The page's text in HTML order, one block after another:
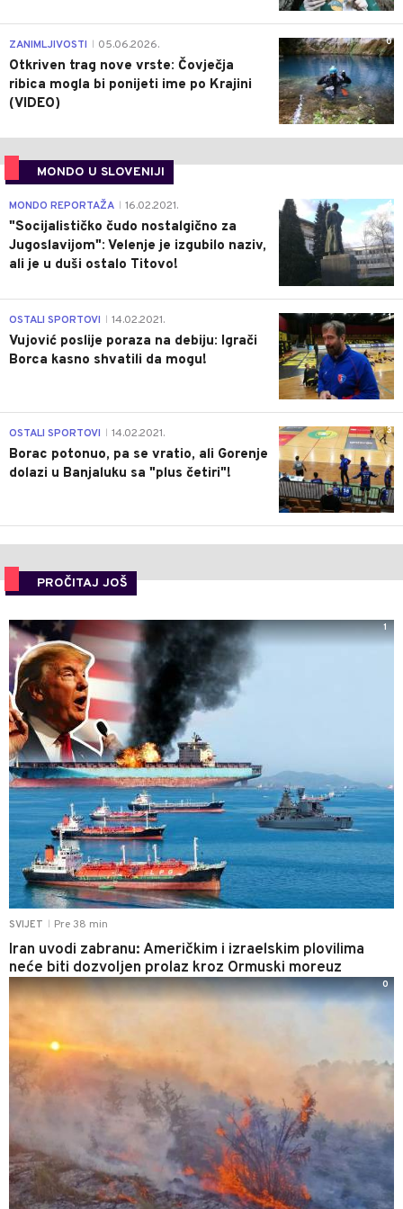
0
ZANIMLJIVOSTI 05.06.2026.
Otkriven trag nove vrste: Čovječja
ribica mogla bi ponijeti ime po Krajini
(VIDEO)
MONDO U SLOVENIJI
4
MONDO REPORTAŽA 16.02.2021.
"Socijalističko čudo nostalgično za
Jugoslavijom": Velenje je izgubilo naziv,
ali je u duši ostalo Titovo!
1
OSTALI SPORTOVI 14.02.2021.
Vujović poslije poraza na debiju: Igrači
Borca kasno shvatili da mogu!
3
OSTALI SPORTOVI 14.02.2021.
Borac potonuo, pa se vratio, ali Gorenje
dolazi u Banjaluku sa "plus četiri"!
PROČITAJ JOŠ
SVIJET Pre 38 min
Iran uvodi zabranu: Američkim i izraelskim plovilima
neće biti dozvoljen prolaz kroz Ormuski moreuz
1
0